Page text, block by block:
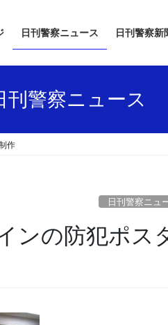
日刊警察ニュース 日刊警察新
刊警察ニュース
作
日刊警察ニュ